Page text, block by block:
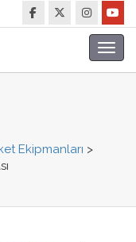
Ekipmanları >